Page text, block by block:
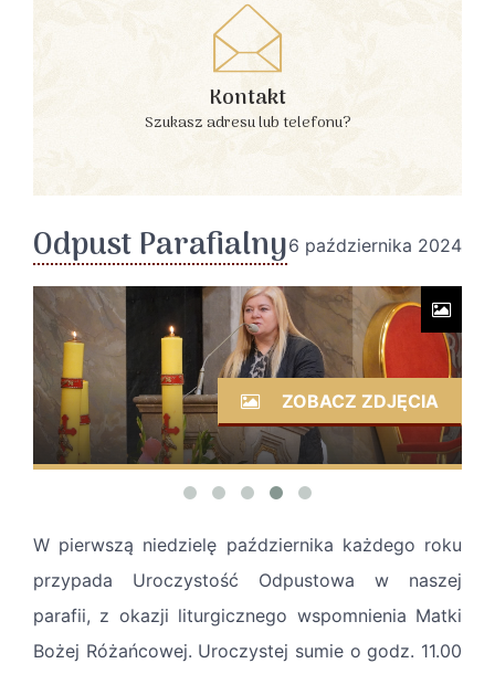
Kontakt
Szukasz adresu lub telefonu?
Odpust Parafialny6 października 2024
ZOBACZ ZDJĘCIA
W pierwszą niedzielę października każdego roku
przypada Uroczystość Odpustowa w naszej
parafii, z okazji liturgicznego wspomnienia Matki
Bożej Różańcowej. Uroczystej sumie o godz. 11.00